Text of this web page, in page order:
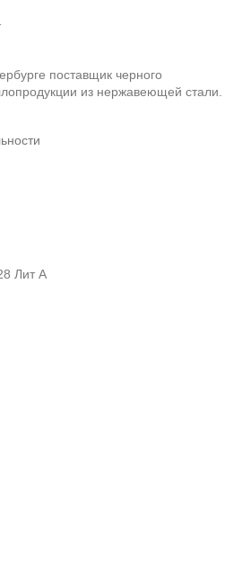
поставщик черного
из нержавеющей стали.
Лит А